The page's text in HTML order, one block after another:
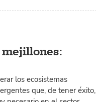
los ecosistemas
que, de tener éxito,